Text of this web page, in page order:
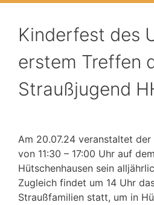
Kinderfest des
erstem Treffen
Straußjugend
Am 20.07.24 veranstaltet der
von 11:30 – 17:00 Uhr auf
Hütschenhausen sein
Zugleich findet um 14 Uhr
Straußfamilien statt, um in